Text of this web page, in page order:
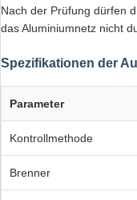
Nach der Prüfung dürfen
das Aluminiumnetz nicht
Spezifikationen der
Parameter
Kontrollmethode
Brenner